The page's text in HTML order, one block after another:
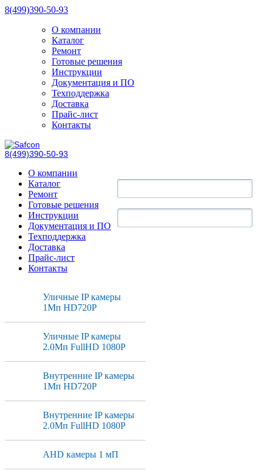
8(499)390-50-93
О компании
Каталог
Ремонт
Готовые решения
Инструкции
Документация и ПО
Техподдержка
Доставка
Прайс-лист
Контакты
8(499)390-50-93
О компании
Каталог
Ремонт
Готовые решения
Инструкции
Документация и ПО
Техподдержка
Доставка
Прайс-лист
Контакты
Уличные IP камеры
1Мп HD720P
Уличные IP камеры
2.0Мп FullHD 1080P
Внутренние IP камеры
1Мп HD720P
Внутренние IP камеры
2.0Мп FullHD 1080P
AHD камеры 1 мП